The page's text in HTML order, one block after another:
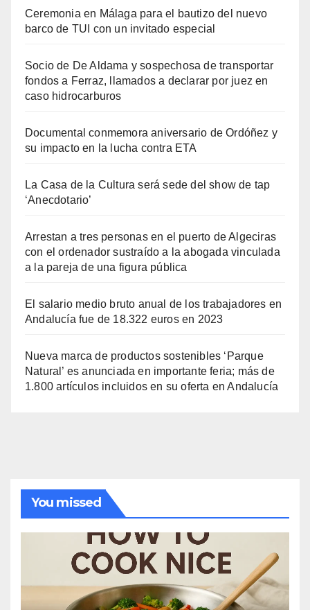
Ceremonia en Málaga para el bautizo del nuevo
barco de TUI con un invitado especial
Socio de De Aldama y sospechosa de transportar
fondos a Ferraz, llamados a declarar por juez en
caso hidrocarburos
Documental conmemora aniversario de Ordóñez y
su impacto en la lucha contra ETA
La Casa de la Cultura será sede del show de tap
‘Anecdotario’
Arrestan a tres personas en el puerto de Algeciras
con el ordenador sustraído a la abogada vinculada
a la pareja de una figura pública
El salario medio bruto anual de los trabajadores en
Andalucía fue de 18.322 euros en 2023
Nueva marca de productos sostenibles ‘Parque
Natural’ es anunciada en importante feria; más de
1.800 artículos incluidos en su oferta en Andalucía
You missed